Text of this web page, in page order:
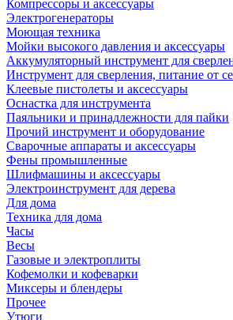
Компрессоры и аксессуары
Электрогенераторы
Моющая техника
Мойки высокого давления и аксессуары
Аккумуляторный инструмент для
Инструмент для сверления, питание от
Клеевые пистолеты и аксессуары
Оснастка для инструмента
Паяльники и принадлежности для пайки
Прочий инструмент и оборудование
Сварочные аппараты и аксессуары
Фены промышленные
Шлифмашины и аксессуары
Электроинструмент для дерева
Для дома
Техника для дома
Часы
Весы
Газовые и электроплиты
Кофемолки и кофеварки
Миксеры и блендеры
Прочее
Утюги